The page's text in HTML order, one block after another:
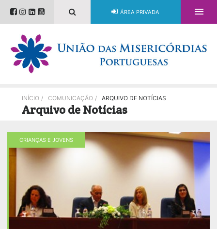
ÁREA PRIVADA 
INÍCIO / COMUNICAÇÃO / ARQUIVO DE NOTÍCIAS
Arquivo de Notícias
CRIANÇAS E JOVENS